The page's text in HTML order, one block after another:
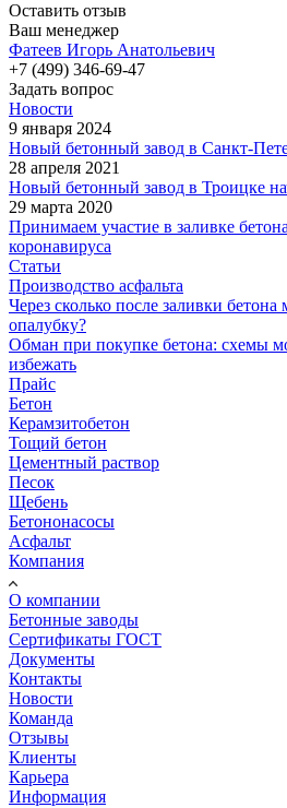
Оставить отзыв
Ваш менеджер
Фатеев Игорь Анатольевич
+7 (499) 346-69-47
Задать вопрос
Новости
9 января 2024
Новый бетонный завод в Санкт-
28 апреля 2021
Новый бетонный завод в Троицке
29 марта 2020
Принимаем участие в заливке
коронавируса
Статьи
Производство асфальта
Через сколько после заливки
опалубку?
Обман при покупке бетона: схемы
избежать
Прайс
Бетон
Керамзитобетон
Тощий бетон
Цементный раствор
Песок
Щебень
Бетононасосы
Асфальт
Компания
О компании
Бетонные заводы
Сертификаты ГОСТ
Документы
Контакты
Новости
Команда
Отзывы
Клиенты
Карьера
Информация